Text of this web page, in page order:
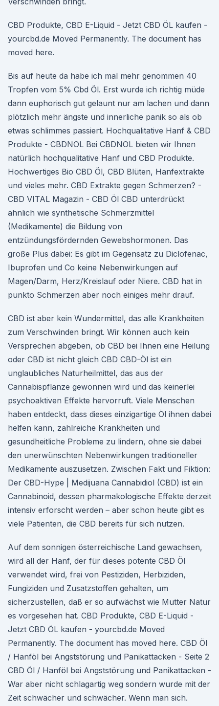
CBD Produkte, CBD E-Liquid - Jetzt CBD ÖL kaufen -
yourcbd.de Moved Permanently. The document has
moved here.
Bis auf heute da habe ich mal mehr genommen 40
Tropfen vom 5% Cbd Öl. Erst wurde ich richtig müde
dann euphorisch gut gelaunt nur am lachen und dann
plötzlich mehr ängste und innerliche panik so als ob
etwas schlimmes passiert. Hochqualitative Hanf & CBD
Produkte - CBDNOL Bei CBDNOL bieten wir Ihnen
natürlich hochqualitative Hanf und CBD Produkte.
Hochwertiges Bio CBD Öl, CBD Blüten, Hanfextrakte
und vieles mehr. CBD Extrakte gegen Schmerzen? -
CBD VITAL Magazin - CBD Öl CBD unterdrückt
ähnlich wie synthetische Schmerzmittel
(Medikamente) die Bildung von
entzündungsfördernden Gewebshormonen. Das
große Plus dabei: Es gibt im Gegensatz zu Diclofenac,
Ibuprofen und Co keine Nebenwirkungen auf
Magen/Darm, Herz/Kreislauf oder Niere. CBD hat in
punkto Schmerzen aber noch einiges mehr drauf.
CBD ist aber kein Wundermittel, das alle Krankheiten
zum Verschwinden bringt. Wir können auch kein
Versprechen abgeben, ob CBD bei Ihnen eine Heilung
oder CBD ist nicht gleich CBD CBD-Öl ist ein
unglaubliches Naturheilmittel, das aus der
Cannabispflanze gewonnen wird und das keinerlei
psychoaktiven Effekte hervorruft. Viele Menschen
haben entdeckt, dass dieses einzigartige Öl ihnen dabei
helfen kann, zahlreiche Krankheiten und
gesundheitliche Probleme zu lindern, ohne sie dabei
den unerwünschten Nebenwirkungen traditioneller
Medikamente auszusetzen. Zwischen Fakt und Fiktion:
Der CBD-Hype | Medijuana Cannabidiol (CBD) ist ein
Cannabinoid, dessen pharmakologische Effekte derzeit
intensiv erforscht werden – aber schon heute gibt es
viele Patienten, die CBD bereits für sich nutzen.
Auf dem sonnigen österreichische Land gewachsen,
wird all der Hanf, der für dieses potente CBD Öl
verwendet wird, frei von Pestiziden, Herbiziden,
Fungiziden und Zusatzstoffen gehalten, um
sicherzustellen, daß er so aufwächst wie Mutter Natur
es vorgesehen hat. CBD Produkte, CBD E-Liquid -
Jetzt CBD ÖL kaufen - yourcbd.de Moved
Permanently. The document has moved here. CBD Öl
/ Hanföl bei Angststörung und Panikattacken - Seite 2
CBD Öl / Hanföl bei Angststörung und Panikattacken -
War aber nicht schlagartig weg sondern wurde mit der
Zeit schwächer und schwächer. Wenn man sich.